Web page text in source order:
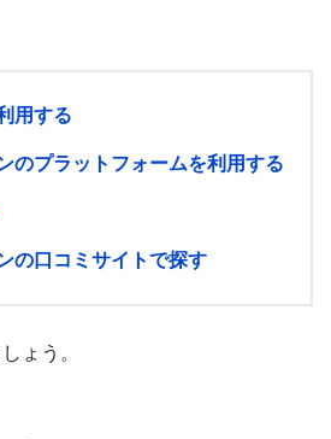
用する
のプラットフォームを利用する
の口コミサイトで探す
ょう。